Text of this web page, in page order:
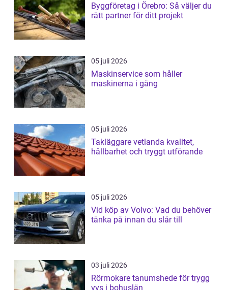
Byggföretag i Örebro: Så väljer du
rätt partner för ditt projekt
05 juli 2026
Maskinservice som håller
maskinerna i gång
05 juli 2026
Takläggare vetlanda kvalitet,
hållbarhet och tryggt utförande
05 juli 2026
Vid köp av Volvo: Vad du behöver
tänka på innan du slår till
03 juli 2026
Rörmokare tanumshede för trygg
vvs i bohuslän